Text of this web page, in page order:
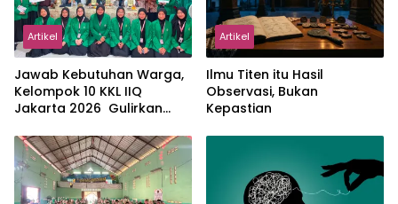
Artikel
Jawab Kebutuhan Warga,
Kelompok 10 KKL IIQ
Jakarta 2026 Gulirkan
Sukamanah
Artikel
Ilmu Titen itu Hasil
Observasi, Bukan
Kepastian